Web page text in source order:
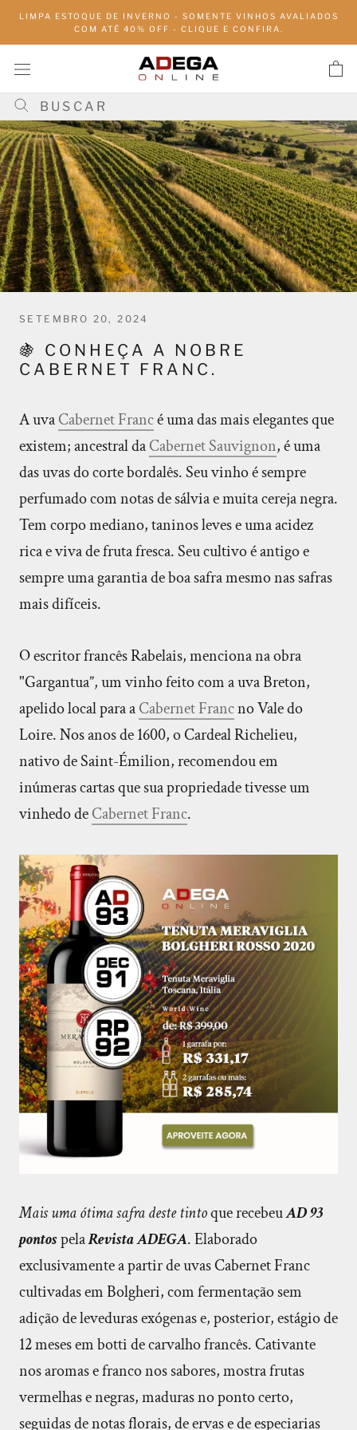
conteúdo
LIMPA ESTOQUE DE INVERNO - SOMENTE VINHOS AVALIADOS
COM ATÉ 40% OFF - CLIQUE E CONFIRA.
SETEMBRO 20, 2024
🍇 CONHEÇA A NOBRE
CABERNET FRANC.
A uvaCabernet Francé uma das mais elegantes que
existem; ancestral daCabernet Sauvignon, é uma
das uvas do corte bordalês. Seu vinho é sempre
perfumado com notas de sálvia e muita cereja negra.
Tem corpo mediano, taninos leves e uma acidez
rica e viva de fruta fresca. Seu cultivo é antigo e
sempre uma garantia de boa safra mesmo nas safras
mais difíceis.
O escritor francês Rabelais, menciona na obra
"Gargantua”, um vinho feito com a uva Breton,
apelido local para aCabernet Francno Vale do
Loire. Nos anos de 1600, o Cardeal Richelieu,
nativo de Saint-Émilion, recomendou em
inúmeras cartas que sua propriedade tivesse um
vinhedo deCabernet Franc.
Mais uma ótima safra deste tintoque recebeuAD 93
pontospelaRevista ADEGA. Elaborado
exclusivamente a partir de uvas Cabernet Franc
cultivadas em Bolgheri, com fermentação sem
adição de leveduras exógenas e, posterior, estágio de
12 meses em botti de carvalho francês. Cativante
nos aromas e franco nos sabores, mostra frutas
vermelhas e negras, maduras no ponto certo,
seguidas de notas florais, de ervas e de especiarias